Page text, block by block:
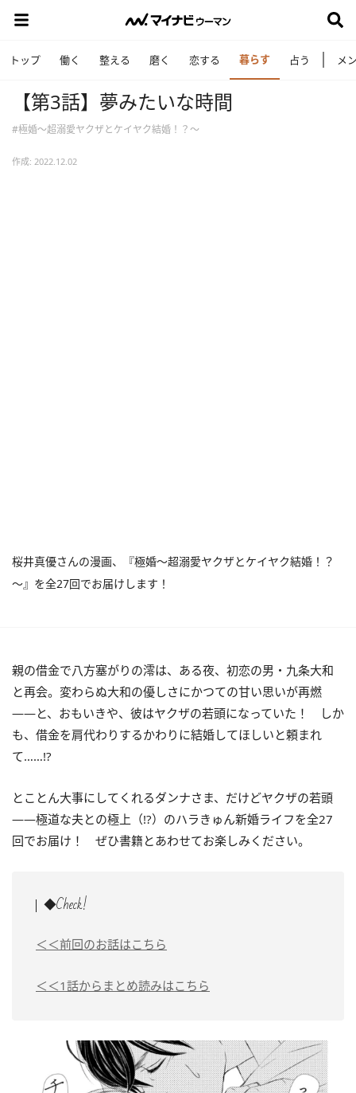
トップ 働く 整える 磨く 恋する 暮らす 占う メ
【第3話】夢みたいな時間
#極婚～超溺愛ヤクザとケイヤク結婚！？～
作成: 2022.12.02
桜井真優さんの漫画、『極婚～超溺愛ヤクザとケイヤク結婚！？
～』を全27回でお届けします！
親の借金で八方塞がりの澪は、ある夜、初恋の男・九条大和
と再会。変わらぬ大和の優しさにかつての甘い思いが再燃
――と、おもいきや、彼はヤクザの若頭になっていた！ しか
も、借金を肩代わりするかわりに結婚してほしいと頼まれ
て……!?
とことん大事にしてくれるダンナさま、だけどヤクザの若頭
――極道な夫との極上（!?）のハラきゅん新婚ライフを全27
回でお届け！ ぜひ書籍とあわせてお楽しみください。
◆Check!
＜＜前回のお話はこちら
＜＜1話からまとめ読みはこちら